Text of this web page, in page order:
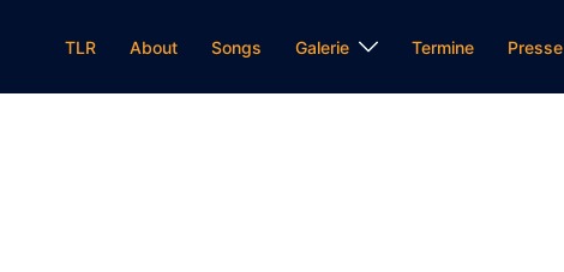
TLR About Songs Galerie Termine Presse